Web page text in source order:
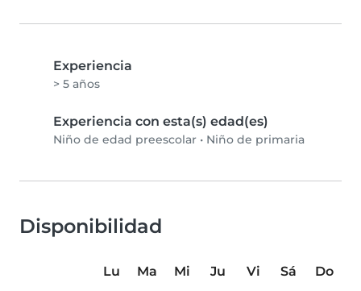
Experiencia
> 5 años
Experiencia con esta(s) edad(es)
Niño de edad preescolar • Niño de primaria
Disponibilidad
Lu Ma Mi Ju Vi Sá
Do